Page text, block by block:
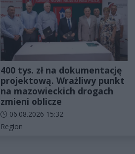
400 tys. zł na dokumentację
projektową. Wrażliwy punkt
na mazowieckich drogach
zmieni oblicze
Data dodania artykułu:
06.08.2026 15:32
Kategorie artykułu:
Region